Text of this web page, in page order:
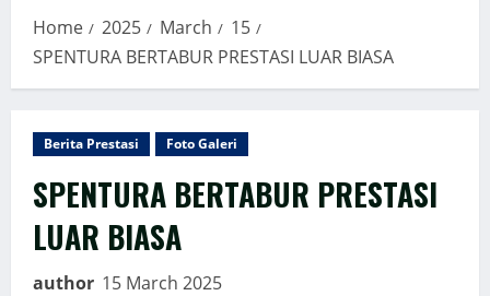
Home 2025 March
15
SPENTURA BERTABUR PRESTASI LUAR BIASA
Berita Prestasi Foto Galeri
SPENTURA BERTABUR PRESTASI
LUAR BIASA
author 15 March 2025